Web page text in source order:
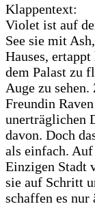
Klappentext:
Violet ist auf
See sie mit
Hauses,
dem Palast zu
Auge zu
Freundin
unerträglichen
davon. Doch
als einfach.
Einzigen Stadt
sie auf Schritt
schaffen es nur